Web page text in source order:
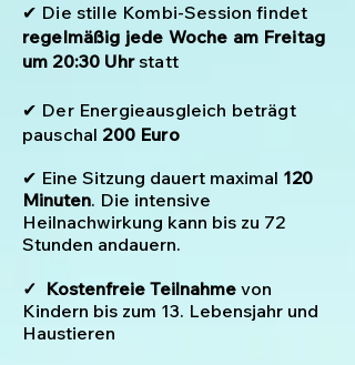
✔ Die stille Kombi-Session findet
regelmäßig jede Woche am Freitag
um 20:30 Uhrstatt
✔ Der Energieausgleich beträgt
pauschal 200 Euro
✔ Eine Sitzung dauert maximal 120
Minuten. Die intensive
Heilnachwirkung kann bis zu 72
Stunden andauern.
✓ Kostenfreie Teilnahme von
Kindern bis zum 13. Lebensjahr und
Haustieren